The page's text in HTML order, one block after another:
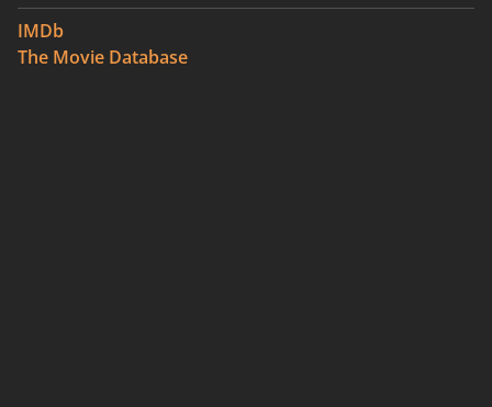
IMDb
The Movie Database